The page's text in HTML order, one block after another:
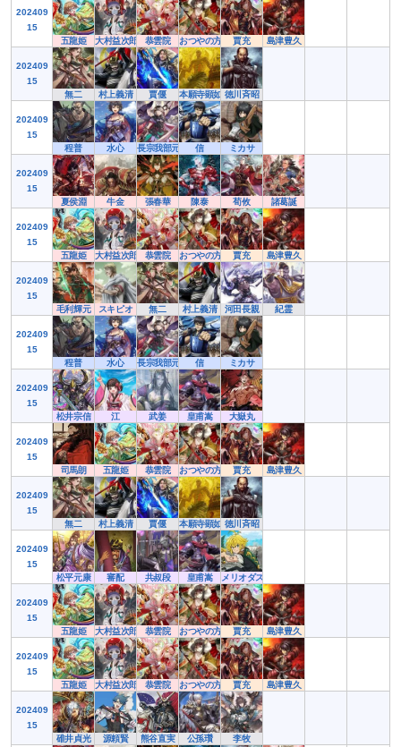
202409
15
五龍姫
大村益次郎 恭雲院 おつやの方 賈充 島津豊久
202409
15
無二
村上義清 賈偃 本願寺顕如 徳川斉昭
202409
15
程普
水心 長宗我部元親 信 ミカサ
202409
15
夏侯淵
牛金 張春華 陳泰 荀攸 諸葛誕
202409
15
五龍姫
大村益次郎 恭雲院 おつやの方 賈充 島津豊久
202409
15
毛利輝元
スキピオ 無二 村上義清 河田長親 紀霊
202409
15
程普
水心 長宗我部元親 信 ミカサ
202409
15
松井宗信
江 武姜 皇甫嵩 大嶽丸
202409
15
司馬朗
五龍姫 恭雲院 おつやの方 賈充 島津豊久
202409
15
無二
村上義清 賈偃 本願寺顕如 徳川斉昭
202409
15
松平元康
審配 共叔段 皇甫嵩 メリオダス
202409
15
五龍姫
大村益次郎 恭雲院 おつやの方 賈充 島津豊久
202409
15
五龍姫
大村益次郎 恭雲院 おつやの方 賈充 島津豊久
202409
15
碓井貞光
源頼賢 熊谷直実 公孫瓚 李牧